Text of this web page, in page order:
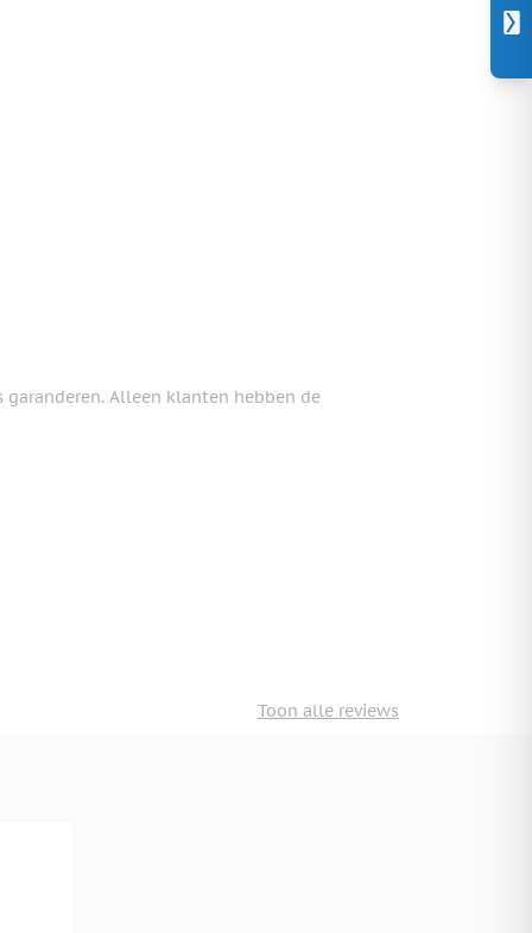
Alleen klanten hebben de
Toon alle reviews